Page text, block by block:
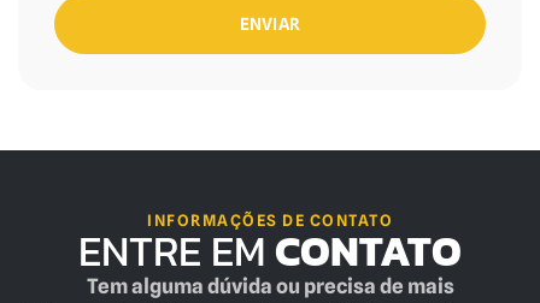
ENVIAR
INFORMAÇÕES DE CONTATO
ENTRE EMCONTATO
Tem alguma dúvida ou precisa de mais